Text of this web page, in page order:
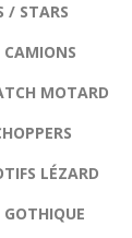
/ STARS
CAMIONS
MOTARD
LÉZARD
GOTHIQUE